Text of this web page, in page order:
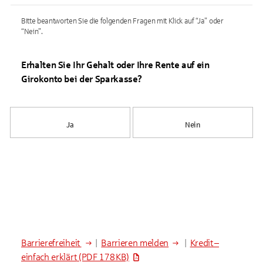
Bitte beantworten Sie die folgenden Fragen mit Klick auf “Ja” oder
“Nein”.
Erhalten Sie Ihr Gehalt oder Ihre Rente auf ein
Girokonto bei der Sparkasse?
Ja Nein
Barrierefreiheit Barrieren melden
Kredit –
einfach erklärt (PDF 178 KB)